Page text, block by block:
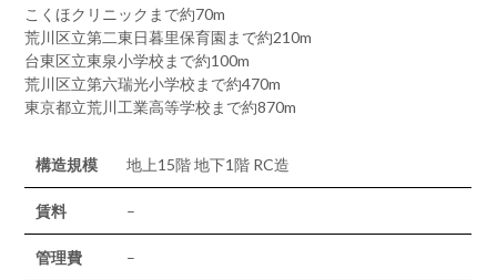
こくほクリニックまで約70m
荒川区立第二東日暮里保育園まで約210m
台東区立東泉小学校まで約100m
荒川区立第六瑞光小学校まで約470m
東京都立荒川工業高等学校まで約870m
構造規模 地上15階 地下1階 RC造
賃料 –
管理費 –